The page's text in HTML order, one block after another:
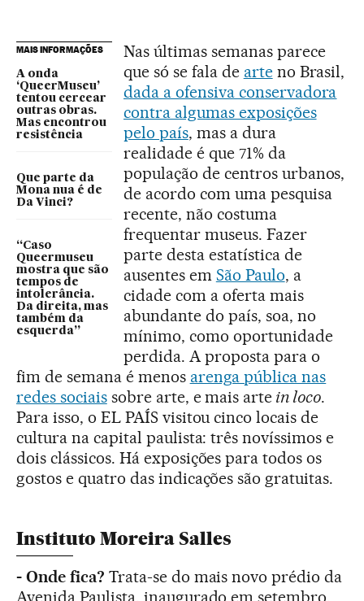
MAIS INFORMAÇÕES
A onda
‘QueerMuseu’
tentou cercear
outras obras.
Mas encontrou
resistência
Que parte da
Mona nua é de
Da Vinci?
“Caso
Queermuseu
mostra que são
tempos de
intolerância.
Da direita, mas
também da
esquerda”
Nas últimas semanas parece
que só se fala de arteno Brasil,
dada a ofensiva conservadora
contra algumas exposições
pelo país, mas a dura
realidade é que 71% da
população de centros urbanos,
de acordo com uma pesquisa
recente, não costuma
frequentar museus. Fazer
parte desta estatística de
ausentes em São Paulo, a
cidade com a oferta mais
abundante do país, soa, no
mínimo, como oportunidade
perdida. A proposta para o
fim de semana é menos arenga pública nas
redes sociaissobre arte, e mais arte in loco.
Para isso, o EL PAÍS visitou cinco locais de
cultura na capital paulista: três novíssimos e
dois clássicos. Há exposições para todos os
gostos e quatro das indicações são gratuitas.
Instituto Moreira Salles
- Onde fica? Trata-se do mais novo prédio da
Avenida Paulista, inaugurado em setembro.